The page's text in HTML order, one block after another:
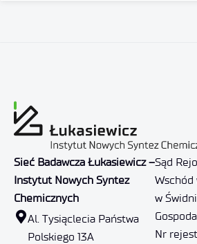
Sieć Badawcza Łukasiewicz –
Instytut Nowych Syntez
Chemicznych
Al. Tysiąclecia Państwa
Polskiego 13A
Sąd
Wschód
w
Nr